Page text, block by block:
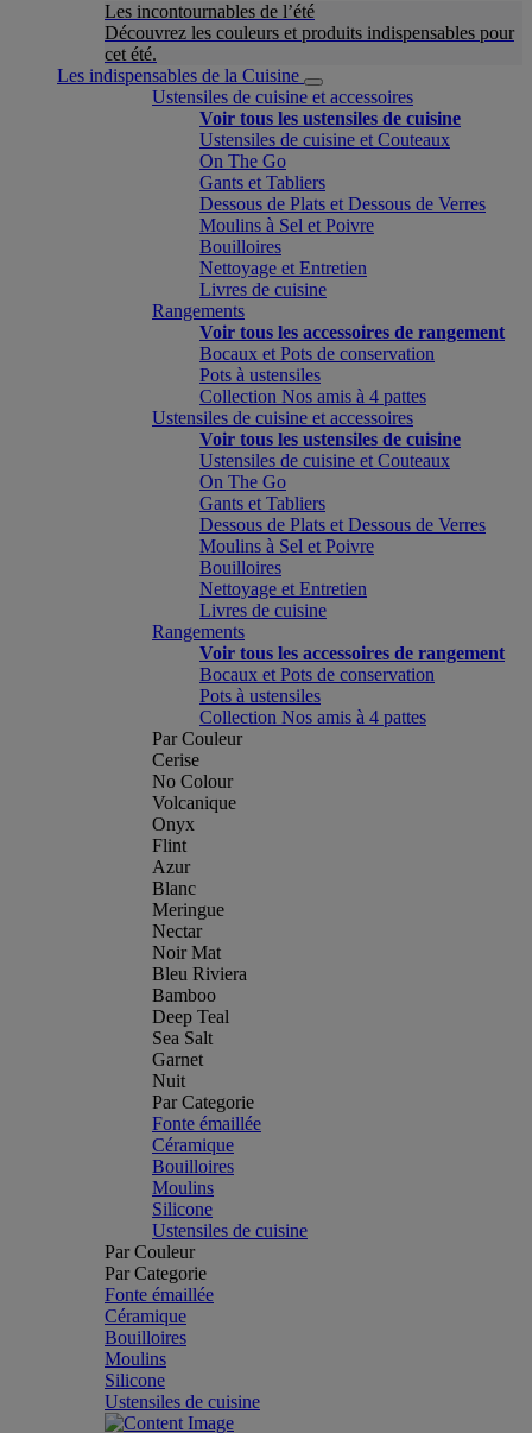
Les incontournables de l’été
Découvrez les couleurs et produits indispensables pour
cet été.
Les indispensables de la Cuisine
Ustensiles de cuisine et accessoires
Voir tous les ustensiles de cuisine
Ustensiles de cuisine et Couteaux
On The Go
Gants et Tabliers
Dessous de Plats et Dessous de Verres
Moulins à Sel et Poivre
Bouilloires
Nettoyage et Entretien
Livres de cuisine
Rangements
Voir tous les accessoires de rangement
Bocaux et Pots de conservation
Pots à ustensiles
Collection Nos amis à 4 pattes
Ustensiles de cuisine et accessoires
Voir tous les ustensiles de cuisine
Ustensiles de cuisine et Couteaux
On The Go
Gants et Tabliers
Dessous de Plats et Dessous de Verres
Moulins à Sel et Poivre
Bouilloires
Nettoyage et Entretien
Livres de cuisine
Rangements
Voir tous les accessoires de rangement
Bocaux et Pots de conservation
Pots à ustensiles
Collection Nos amis à 4 pattes
Par Couleur
Cerise
No Colour
Volcanique
Onyx
Flint
Azur
Blanc
Meringue
Nectar
Noir Mat
Bleu Riviera
Bamboo
Deep Teal
Sea Salt
Garnet
Nuit
Par Categorie
Fonte émaillée
Céramique
Bouilloires
Moulins
Silicone
Ustensiles de cuisine
Par Couleur
Par Categorie
Fonte émaillée
Céramique
Bouilloires
Moulins
Silicone
Ustensiles de cuisine